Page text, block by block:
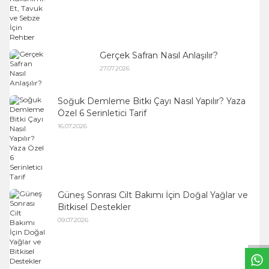
Gerçek Safran Nasıl Anlaşılır?
27.07.2026
Soğuk Demleme Bitki Çayı Nasıl Yapılır? Yaza
Özel 6 Serinletici Tarif
16.07.2026
Güneş Sonrası Cilt Bakımı İçin Doğal Yağlar ve
Bitkisel Destekler
09.07.2026